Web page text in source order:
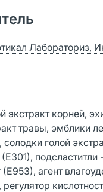
Лабораториз,
экстракт корней,
травы, эмблики
солодки голой
подсластитли
(Е953), агент